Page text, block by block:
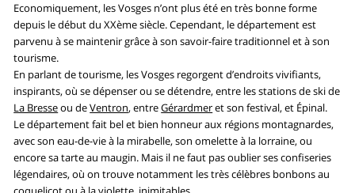
Economiquement, les Vosges n’ont plus été en très bonne forme
depuis le début du XXème siècle. Cependant, le département est
parvenu à se maintenir grâce à son savoir-faire traditionnel et à son
tourisme.
En parlant de tourisme, les Vosges regorgent d’endroits vivifiants,
inspirants, où se dépenser ou se détendre, entre les stations de ski de
La Bresseou deVentron, entreGérardmeret son festival, et Épinal.
Le département fait bel et bien honneur aux régions montagnardes,
avec son eau-de-vie à la mirabelle, son omelette à la lorraine, ou
encore sa tarte au maugin. Mais il ne faut pas oublier ses confiseries
légendaires, où on trouve notamment les très célèbres bonbons au